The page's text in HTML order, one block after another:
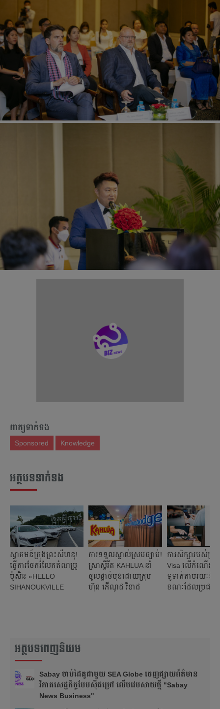
ពាក្យទាក់ទង
Sponsored Knowledge
អត្ថបទទាក់ទង
ស្វាគមន៍ក្រុងព្រះសីហនុ!
ធ្វើការចែករំលែកតំណប្រូ
ម៉ូសិន «HELLO
SIHANOUKVILLE
ការទទួលស្គាល់ស្របច្បាប់!
ស្រាស្ពីរីត KAHLUA នាំ
ចូលផ្ដាច់មុខដោយក្រុម
ហ៊ុន ភើណូដ រីខាដ
ការសិក្សារបស់ក្
Visa លើកំណើននៃ
ទូទាត់តាមរយៈឌី
ខណៈដែលប្រជាជ
អត្ថបទពេញនិយម
Sabay ចាប់​ដៃគូ​ជាមួយ SEA Globe ចេញផ្សាយព័ត៌មាន
វិភាគសេដ្ឋកិច្ចបែបស៊ី​ជម្រៅ លើបវេបសាយថ្មី "Sabay
News Business"